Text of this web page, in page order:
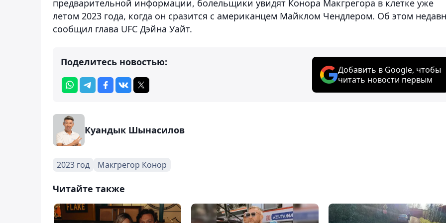
предварительной информации, болельщики увидят Конора Макгрегора в клетке уже
летом 2023 года, когда он сразится с американцем Майклом Чендлером. Об этом
сообщил глава UFC Дэйна Уайт.
Поделитесь новостью:
Добавить в Google, чтобы
читать новости первым
Куандык Шынасилов
2023 год Макгрегор Конор
Читайте также